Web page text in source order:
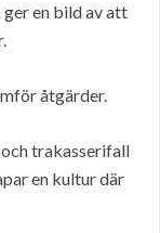
en bild av att
åtgärder.
trakasserifall
en kultur där